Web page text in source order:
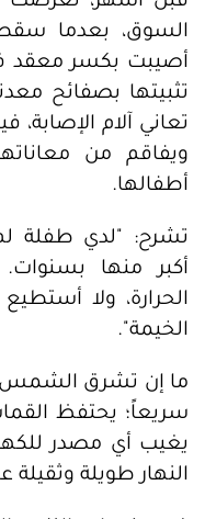
السوق، بعدما
أصيبت بكسر معقد
تثبيتها بصفائح
تعاني آلام الإصابة،
ويفاقم من
أطفالها.
تشرح: "لدي طفلة لم
أكبر منها
الحرارة، ولا
الخيمة".
ما إن تشرق الشمس
سريعاً؛ يحتفظ
يغيب أي مصدر
النهار طويلة